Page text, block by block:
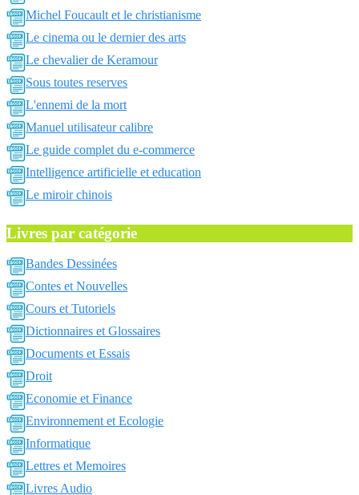
Michel Foucault et le christianisme
Le cinema ou le dernier des arts
Le chevalier de Keramour
Sous toutes reserves
L'ennemi de la mort
Manuel utilisateur calibre
Le guide complet du e-commerce
Intelligence artificielle et education
Le miroir chinois
Livres par catégorie
Bandes Dessinées
Contes et Nouvelles
Cours et Tutoriels
Dictionnaires et Glossaires
Documents et Essais
Droit
Economie et Finance
Environnement et Ecologie
Informatique
Lettres et Memoires
Livres Audio